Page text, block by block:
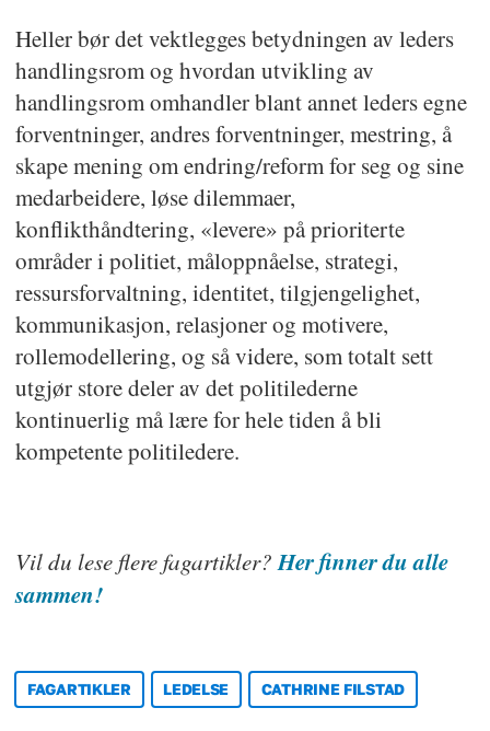
Heller bør det vektlegges betydningen av leders
handlingsrom og hvordan utvikling av
handlingsrom omhandler blant annet leders egne
forventninger, andres forventninger, mestring, å
skape mening om endring/reform for seg og sine
medarbeidere, løse dilemmaer,
konflikthåndtering, «levere» på prioriterte
områder i politiet, måloppnåelse, strategi,
ressursforvaltning, identitet, tilgjengelighet,
kommunikasjon, relasjoner og motivere,
rollemodellering, og så videre, som totalt sett
utgjør store deler av det politilederne
kontinuerlig må lære for hele tiden å bli
kompetente politiledere.
Vil du lese flere fagartikler? Her finner du alle
sammen!
FAGARTIKLER LEDELSE CATHRINE FILSTAD